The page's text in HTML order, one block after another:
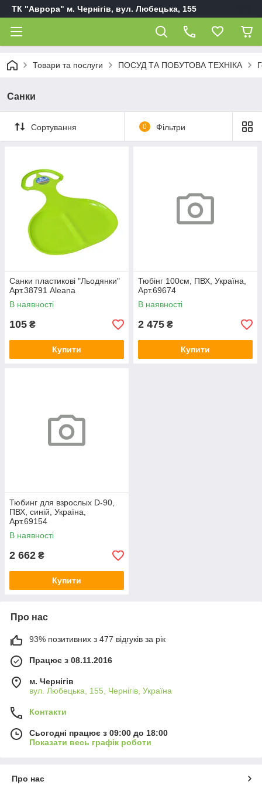
ТК "Аврора" м. Чернігів, вул. Любецька, 155
Товари та послуги ПОСУД ТА ПОБУТОВА ТЕХНІКА
Санки
Сортування 0 Фільтри
Санки пластикові "Льодянки"
Арт.38791 Aleana
В наявності
105 ₴
Купити
Тюбінг 100см, ПВХ, Україна,
Арт.69674
В наявності
2 475 ₴
Купити
Тюбинг для взрослых D-90,
ПВХ, синій, Україна,
Арт.69154
В наявності
2 662 ₴
Купити
Про нас
93% позитивних з 477 відгуків за рік
Працює з 08.11.2016
м. Чернігів
вул. Любецька, 155, Чернігів, Україна
Контакти
Сьогодні працює з 09:00 до 18:00
Показати весь графік роботи
Про нас